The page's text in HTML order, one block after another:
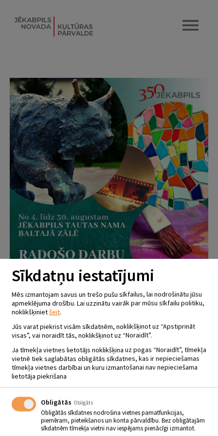
RADOŠO DARBU IZSTĀDE
“MANAI PILSĒTAI – 350”
04.08 - 31.08
Jēkabpils Tautas nams
Sīkdatņu iestatījumi
Mēs izmantojam savus un trešo pušu sīkfailus, lai nodrošinātu jūsu
apmeklējuma drošību. Lai uzzinātu vairāk par mūsu sīkfailu politiku,
noklikšķinietšeit.
Jūs varat piekrist visām sīkdatnēm, noklikšķinot uz “Apstiprināt
visas”, vai noraidīt tās, noklikšķinot uz “Noraidīt”.
Ja tīmekļa vietnes lietotājs noklikšķina uz pogas “Noraidīt”, tīmekļa
vietnē tiek saglabātas obligātās sīkdatnes, kas ir nepieciešamas
tīmekļa vietnes darbībai un kuru izmantošanai nav nepieciešama
lietotāja piekrišana
Obligātās Obligāts
Obligātās sīkdatnes nodrošina vietnes pamatfunkcijas,
piemēram, pieteikšanos un konta pārvaldību. Bez obligātajām
sīkdatnēm tīmekļa vietni nav iespējams pienācīgi izmantot.